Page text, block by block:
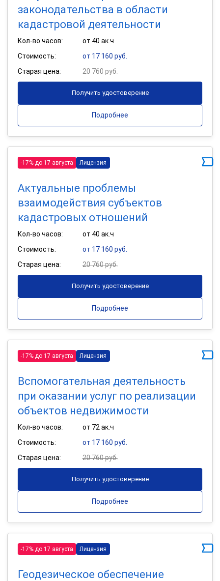
законодательства в области
кадастровой деятельности
Кол-во часов:
от 40 ак.ч
Стоимость:
от 17 160 руб.
Старая цена:
20 760 руб.
Получить удостоверение
Подробнее
-17% до 17 августа Лицензия
Актуальные проблемы
взаимодействия субъектов
кадастровых отношений
Кол-во часов:
от 40 ак.ч
Стоимость:
от 17 160 руб.
Старая цена:
20 760 руб.
Получить удостоверение
Подробнее
-17% до 17 августа Лицензия
Вспомогательная деятельность
при оказании услуг по реализации
объектов недвижимости
Кол-во часов:
от 72 ак.ч
Стоимость:
от 17 160 руб.
Старая цена:
20 760 руб.
Получить удостоверение
Подробнее
-17% до 17 августа Лицензия
Геодезическое обеспечение